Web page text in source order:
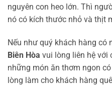
nguyên con heo lớn. Thì
nó có kích thước nhỏ và thịt
Nếu như quý khách hàng có
Biên Hòa vui lòng liên hệ với
những món ăn thơm ngon
lòng làm cho khách hàng